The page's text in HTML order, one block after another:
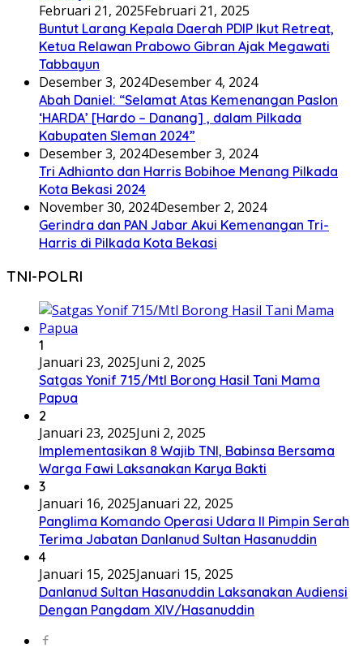
Februari 21, 2025Februari 21, 2025
Buntut Larang Kepala Daerah PDIP Ikut Retreat,
Ketua Relawan Prabowo Gibran Ajak Megawati
Tabbayun
Desember 3, 2024Desember 4, 2024
Abah Daniel: “Selamat Atas Kemenangan Paslon
‘HARDA’ [Hardo – Danang] , dalam Pilkada
Kabupaten Sleman 2024”
Desember 3, 2024Desember 3, 2024
Tri Adhianto dan Harris Bobihoe Menang Pilkada
Kota Bekasi 2024
November 30, 2024Desember 2, 2024
Gerindra dan PAN Jabar Akui Kemenangan Tri-
Harris di Pilkada Kota Bekasi
TNI-POLRI
1
Januari 23, 2025Juni 2, 2025
Satgas Yonif 715/Mtl Borong Hasil Tani Mama
Papua
2
Januari 23, 2025Juni 2, 2025
Implementasikan 8 Wajib TNI, Babinsa Bersama
Warga Fawi Laksanakan Karya Bakti
3
Januari 16, 2025Januari 22, 2025
Panglima Komando Operasi Udara II Pimpin Serah
Terima Jabatan Danlanud Sultan Hasanuddin
4
Januari 15, 2025Januari 15, 2025
Danlanud Sultan Hasanuddin Laksanakan Audiensi
Dengan Pangdam XIV/Hasanuddin